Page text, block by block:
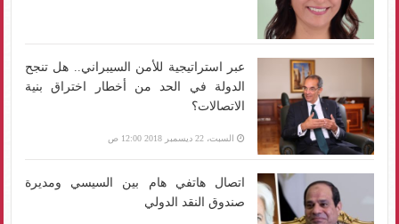
عبر استراتيجية للأمن السيبراني.. هل تنجح
الدولة في الحد من أخطار اختراق بنية
الاتصالات؟
السبت، 22 ديسمبر 2018 12:00 ص
اتصال هاتفي هام بين السيسي ومديرة
صندوق النقد الدولي